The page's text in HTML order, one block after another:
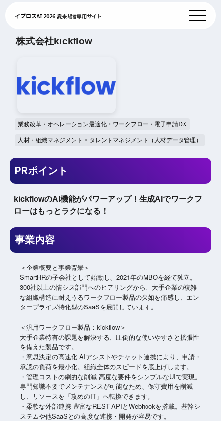
イプロスAI 2026 夏来場者専用サイト
株式会社kickflow
業務改革・オペレーション最適化 > ワークフロー・電子申請DX
人材・組織マネジメント > タレントマネジメント（人材データ管理）
PRポイント
kickflowのAI機能がパワーアップ！生成AIでワークフ
ローはもっとラクになる！
事業内容
＜企業概要と事業背景＞
SmartHRの子会社として始動し、2021年のMBOを経て独立。
300社以上の情シス部門へのヒアリングから、大手企業の複雑
な組織構造に耐えうるワークフロー製品の欠如を痛感し、エン
タープライズ特化型のSaaSを展開しています。
＜汎用ワークフロー製品：kickflow＞
大手企業特有の課題を解決する、圧倒的な使いやすさと拡張性
を備えた製品です。
・意思決定の高速化 AIアシストやチャット連携により、申請・
承認の負荷を最小化。組織全体のスピードを底上げします。
・管理コストの劇的な削減 高度な要件をシンプルなUIで実現。
専門知識不要でメンテナンスが可能なため、保守費用を削減
し、リソースを「攻めのIT」へ転換できます。
・柔軟な外部連携 豊富なREST APIとWebhookを搭載。基幹シ
ステムや他SaaSとの高度な連携・開発が容易です。